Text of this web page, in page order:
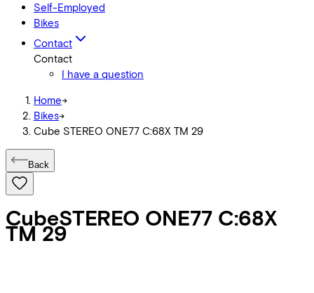
Self-Employed
Bikes
Contact
Contact
I have a question
Home->
Bikes->
Cube STEREO ONE77 C:68X TM 29
Back
CubeSTEREO ONE77 C:68X
TM 29